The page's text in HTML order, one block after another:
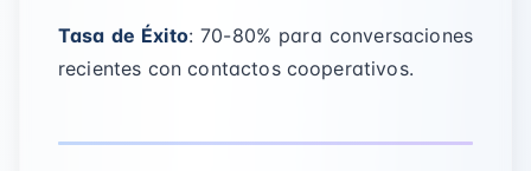
Tasa de Éxito: 70-80% para conversaciones
recientes con contactos cooperativos.